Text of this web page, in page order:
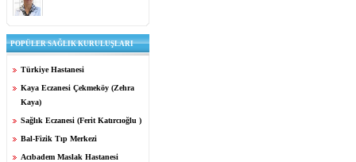
POPÜLER SAĞLIK KURULUŞLARI
Türkiye Hastanesi
Kaya Eczanesi Çekmeköy (Zehra
Kaya)
Sağlık Eczanesi (Ferit Katırcıoğlu )
Bal-Fizik Tıp Merkezi
Acıbadem Maslak Hastanesi